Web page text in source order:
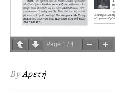
Page 1 / 4
ByΑρετή